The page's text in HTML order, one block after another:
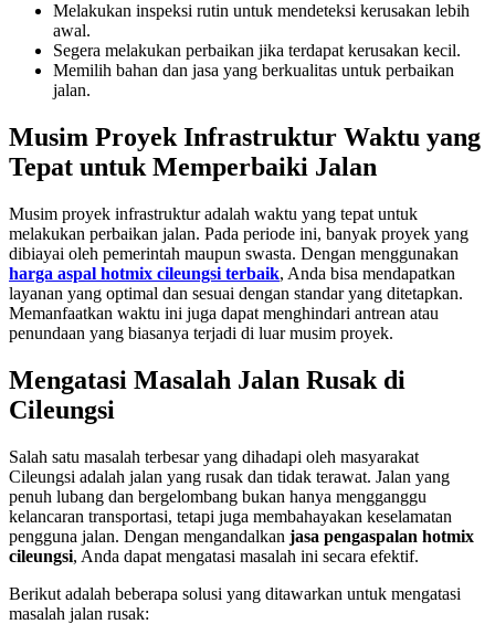
Melakukan inspeksi rutin untuk mendeteksi kerusakan lebih
awal.
Segera melakukan perbaikan jika terdapat kerusakan kecil.
Memilih bahan dan jasa yang berkualitas untuk perbaikan
jalan.
Musim Proyek Infrastruktur Waktu yang
Tepat untuk Memperbaiki Jalan
Musim proyek infrastruktur adalah waktu yang tepat untuk
melakukan perbaikan jalan. Pada periode ini, banyak proyek yang
dibiayai oleh pemerintah maupun swasta. Dengan menggunakan
harga aspal hotmix cileungsi terbaik, Anda bisa mendapatkan
layanan yang optimal dan sesuai dengan standar yang ditetapkan.
Memanfaatkan waktu ini juga dapat menghindari antrean atau
penundaan yang biasanya terjadi di luar musim proyek.
Mengatasi Masalah Jalan Rusak di
Cileungsi
Salah satu masalah terbesar yang dihadapi oleh masyarakat
Cileungsi adalah jalan yang rusak dan tidak terawat. Jalan yang
penuh lubang dan bergelombang bukan hanya mengganggu
kelancaran transportasi, tetapi juga membahayakan keselamatan
pengguna jalan. Dengan mengandalkan jasa pengaspalan hotmix
cileungsi, Anda dapat mengatasi masalah ini secara efektif.
Berikut adalah beberapa solusi yang ditawarkan untuk mengatasi
masalah jalan rusak: